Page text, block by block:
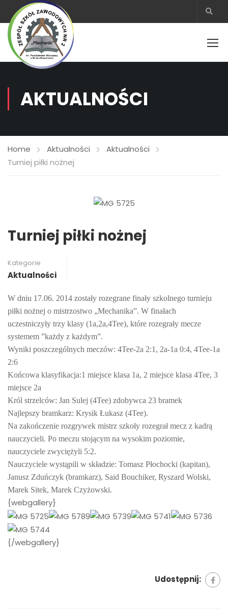
AKTUALNOŚCI
Home Aktualności
Aktualności
Turniej piłki nożnej
Turniej piłki nożnej
Kategorie
Aktualności
W dniu 17.06. 2014 zostały rozegrane finały szkolnego turnieju
piłki nożnej o mistrzostwo „Mechanika”. W finałach
uczestniczyły trzy klasy (1a,2a,4Tee), które rozegrały mecze
systemem ”każdy z każdym”.
Wyniki poszczególnych meczów: 4Tee-2a 2:1, 2a-1a 0:4, 4Tee-1a
2:6
Końcowa klasyfikacja:1 miejsce klasa 1a, 2 miejsce klasa 4Tee, 3
miejsce 2a
Król strzelców: Jan Sulej (4Tee) zdobywca 23 bramek
Najlepszy bramkarz: Krysik Łukasz (4Tee).
Na zakończenie rozgrywek mistrz szkoły rozegrał mecz z kadrą
nauczycieli. Po meczu stojącym na wysokim poziomie,
nauczyciele zwyciężyli 5:2.
Nauczyciele wystąpili w składzie: Tomasz Płochocki (kapitan),
Janusz Zduńczyk (bramkarz), Said Bouchiker, Ryszard Wolski,
Marek Sitek, Marek Czyżowski.
{webgallery}
{/webgallery}
Udostępnij: